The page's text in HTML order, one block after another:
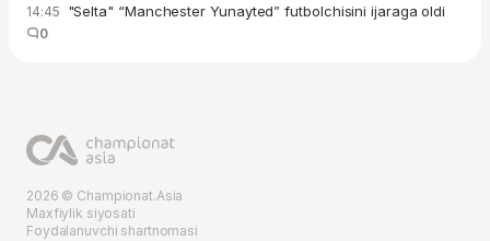
14:45 "Selta" “Manchester Yunayted” futbolchisini ijaraga oldi
0
2026 © Championat.Asia
Maxfiylik siyosati
Foydalanuvchi shartnomasi